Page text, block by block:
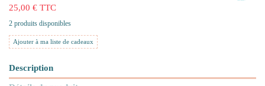
25,00 € TTC
2 produits disponibles
Ajouter à ma liste de cadeaux
Description